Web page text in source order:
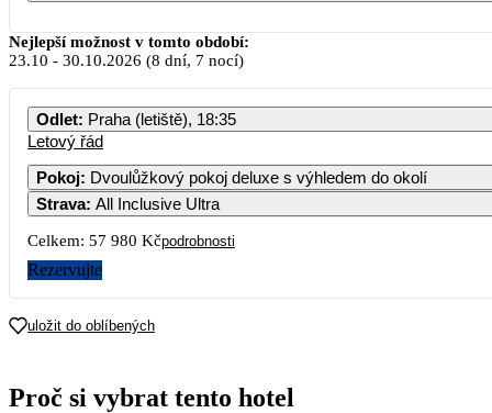
Říjen 2026
PO ÚT ST ČT PÁ
35 890 36
Nejlepší možnost v tomto období:
23.10 - 30.10.2026 (8 dní, 7 nocí)
Odlet: Praha (letiště), 18:35
Letový řád
Pokoj: Dvoulůžkový pokoj deluxe s výhledem do okolí
Strava: All Inclusive Ultra
Celkem: 57 980 Kčpodrobnosti
Rezervujte
uložit do oblíbených
Proč si vybrat tento hotel